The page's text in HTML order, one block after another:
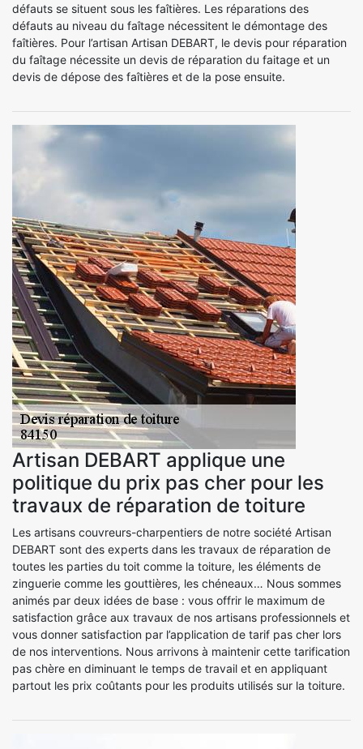
défauts se situent sous les faîtières. Les réparations des
défauts au niveau du faîtage nécessitent le démontage des
faîtières. Pour l’artisan Artisan DEBART, le devis pour réparation
du faîtage nécessite un devis de réparation du faitage et un
devis de dépose des faîtières et de la pose ensuite.
Artisan DEBART applique une
politique du prix pas cher pour les
travaux de réparation de toiture
Les artisans couvreurs-charpentiers de notre société Artisan
DEBART sont des experts dans les travaux de réparation de
toutes les parties du toit comme la toiture, les éléments de
zinguerie comme les gouttières, les chéneaux… Nous sommes
animés par deux idées de base : vous offrir le maximum de
satisfaction grâce aux travaux de nos artisans professionnels et
vous donner satisfaction par l’application de tarif pas cher lors
de nos interventions. Nous arrivons à maintenir cette tarification
pas chère en diminuant le temps de travail et en appliquant
partout les prix coûtants pour les produits utilisés sur la toiture.